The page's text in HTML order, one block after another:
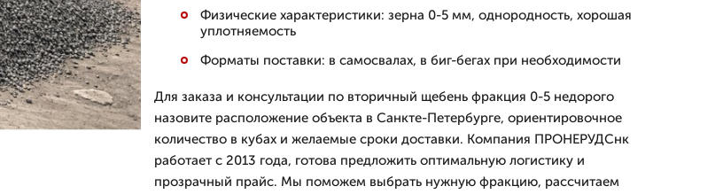
Физические характеристики: зерна 0-5 мм, однородность, хорошая
уплотняемость
Форматы поставки: в самосвалах, в биг-бегах при необходимости
Для заказа и консультации по вторичный щебень фракция 0-5 недорого
назовите расположение объекта в Санкте-Петербурге, ориентировочное
количество в кубах и желаемые сроки доставки. Компания ПРОНЕРУДСнк
работает с 2013 года, готова предложить оптимальную логистику и
прозрачный прайс. Мы поможем выбрать нужную фракцию, рассчитаем